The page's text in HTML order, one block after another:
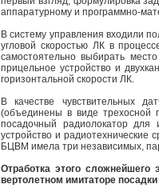
аппаратурному и программно-
В систему управления входили
угловой скоростью ЛК в
самостоятельно выбирать
прицельное устройство и
горизонтальной скорости ЛК.
В качестве чувствительных
(объединены в виде трехосной
посадочный радиолокатор для
устройство и радиотехнические
БЦВМ имела три независимых,
Отработка этого сложнейшего
вертолетном имитаторе